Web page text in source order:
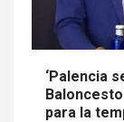
‘Palencia
para la